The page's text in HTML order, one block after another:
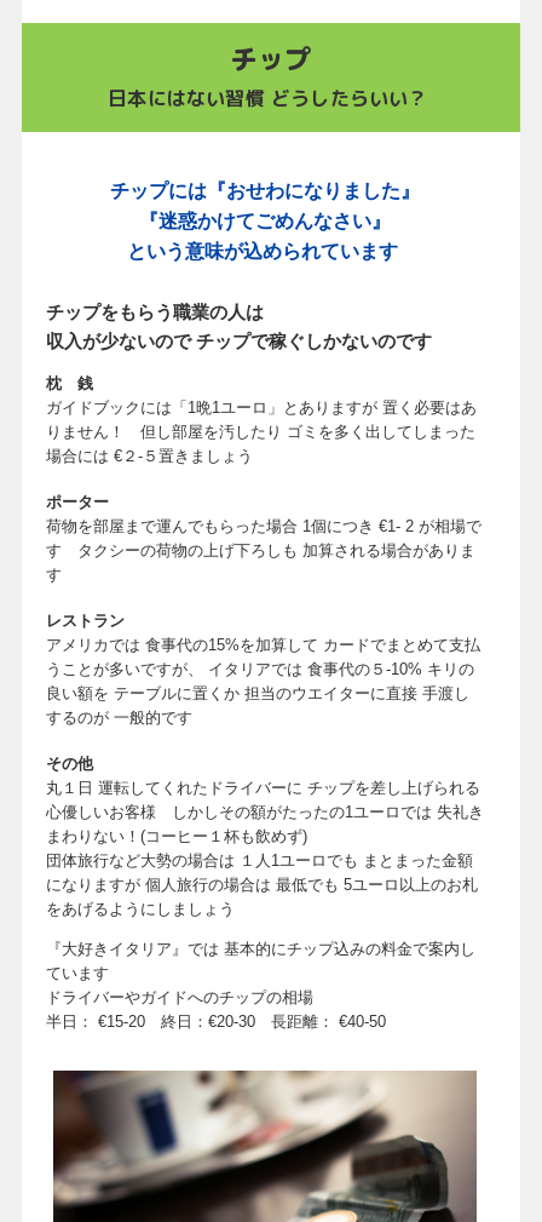
チップ
日本にはない習慣 どうしたらいい？
チップには『おせわになりました』
『迷惑かけてごめんなさい』
という意味が込められています
チップをもらう職業の人は
収入が少ないので チップで稼ぐしかないのです
枕 銭
ガイドブックには「1晩1ユーロ」とありますが 置く必要はあ
りません！ 但し部屋を汚したり ゴミを多く出してしまった
場合には €２-５置きましょう
ポーター
荷物を部屋まで運んでもらった場合 1個につき €1- 2 が相場で
す タクシーの荷物の上げ下ろしも 加算される場合がありま
す
レストラン
アメリカでは 食事代の15%を加算して カードでまとめて支払
うことが多いですが、 イタリアでは 食事代の５-10% キリの
良い額を テーブルに置くか 担当のウエイターに直接 手渡し
するのが 一般的です
その他
丸１日 運転してくれたドライバーに チップを差し上げられる
心優しいお客様 しかしその額がたったの1ユーロでは 失礼き
まわりない！(コーヒー１杯も飲めず)
団体旅行など大勢の場合は １人1ユーロでも まとまった金額
になりますが 個人旅行の場合は 最低でも 5ユーロ以上のお札
をあげるようにしましょう
『大好きイタリア』では 基本的にチップ込みの料金で案内し
ています
ドライバーやガイドへのチップの相場
半日： €15-20 終日：€20-30 長距離： €40-50